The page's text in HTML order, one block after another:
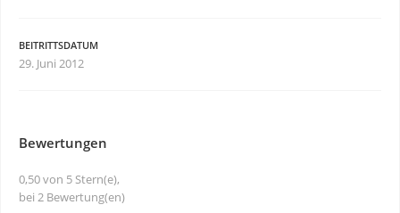
BEITRITTSDATUM
29. Juni 2012
Bewertungen
0,50 von 5 Stern(e),
bei 2 Bewertung(en)